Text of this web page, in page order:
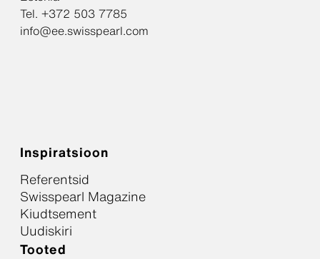
Tel. +372 503 7785
info@ee.swisspearl.com
Inspiratsioon
Referentsid
Swisspearl Magazine
Kiudtsement
Uudiskiri
Tooted